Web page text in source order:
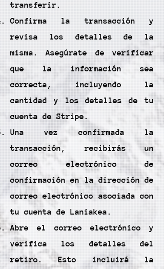
transferir.
Confirma la transacción y
revisa los detalles de la
misma. Asegúrate de verificar
que la información sea
correcta, incluyendo la
cantidad y los detalles de tu
cuenta de Stripe.
Una vez confirmada la
transacción, recibirás un
correo electrónico de
confirmación en la dirección de
correo electrónico asociada con
tu cuenta de Laniakea.
Abre el correo electrónico y
verifica los detalles del
retiro. Esto incluirá la